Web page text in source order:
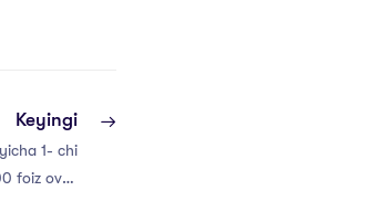
Keyingi
1- chi
foiz ovoz